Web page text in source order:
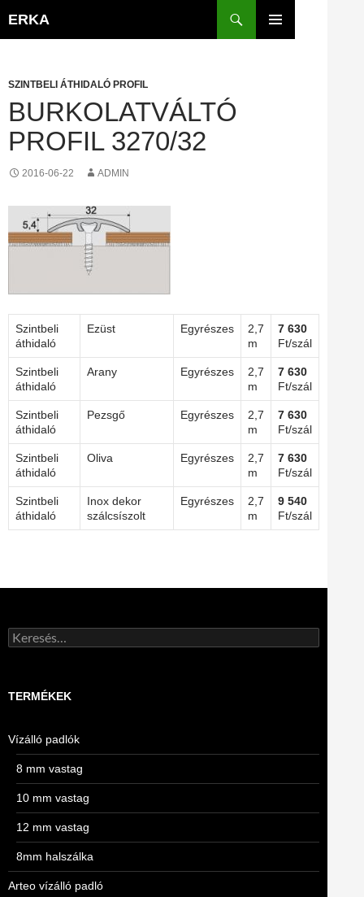
ERKA
SZINTBELI ÁTHIDALÓ PROFIL
BURKOLATVÁLTÓ
PROFIL 3270/32
2016-06-22 ADMIN
Szintbeli
áthidaló
Ezüst Egyrészes
2,7
m
7 630
Ft/szál
Szintbeli
áthidaló
Arany Egyrészes
2,7
m
7 630
Ft/szál
Szintbeli
áthidaló
Pezsgő Egyrészes
2,7
m
7 630
Ft/szál
Szintbeli
áthidaló
Oliva Egyrészes
2,7
m
7 630
Ft/szál
Szintbeli
áthidaló
Inox dekor
szálcsíszolt
Egyrészes
2,7
m
9 540
Ft/szál
Keresés:
TERMÉKEK
Vízálló padlók
8 mm vastag
10 mm vastag
12 mm vastag
8mm halszálka
Arteo vízálló padló